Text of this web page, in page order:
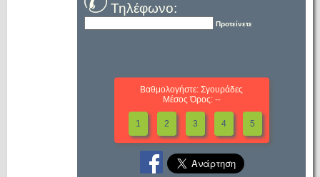
Τηλέφωνο:
Προτείνετε
Βαθμολογήστε: Σγουράδες
Μέσος Όρος: --
1 2 3 4 5